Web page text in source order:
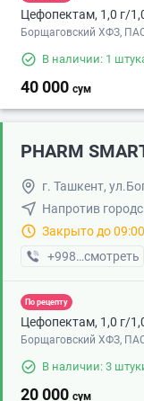
Цефопектам, 1,0 г/
Борщаговский ХФЗ,
В наличии: 1
40 000 сум
PHARM
г. Ташкент,
Напротив
Закрыто до 09:00
+998 (55) XXX-
смотреть
По рецепту
Цефопектам, 1,0 г/
Борщаговский ХФЗ,
В наличии: 3
20 000 сум